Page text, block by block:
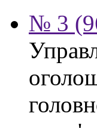
№ 3